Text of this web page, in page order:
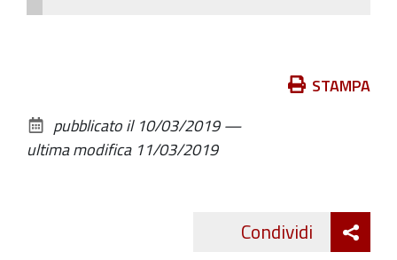
documento
STAMPA
pubblicato il 10/03/2019—
ultima modifica 11/03/2019
Condividi